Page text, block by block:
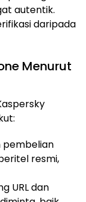
autentik.
daripada
Menurut
pembelian
resmi,
URL dan